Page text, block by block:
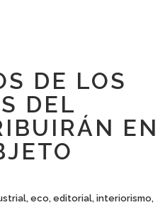
DE LOS
DEL
EN
, eco, editorial, interiorismo,